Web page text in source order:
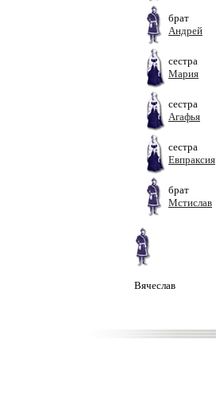
брат
Андрей
сестра
Мария
сестра
Агафья
сестра
Евпраксия
брат
Мстислав
Вячеслав